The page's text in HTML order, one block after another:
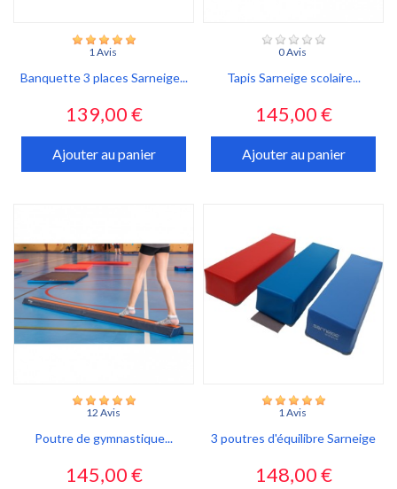
1 Avis
Banquette 3 places Sarneige...
Prix
139,00 €
Ajouter au panier
0 Avis
Tapis Sarneige scolaire...
Prix
145,00 €
Ajouter au panier
12 Avis
Poutre de gymnastique...
Prix
145,00 €
1 Avis
3 poutres d'équilibre Sarneige
Prix
148,00 €